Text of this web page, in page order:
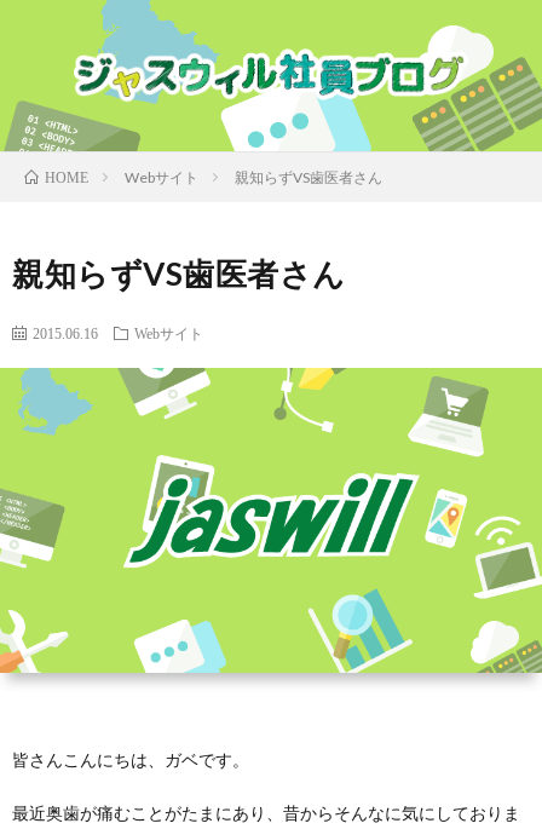
HOME Webサイト 親知らずVS歯医者さん
親知らずVS歯医者さん
2015.06.16 Webサイト
皆さんこんにちは、ガベです。
最近奥歯が痛むことがたまにあり、昔からそんなに気にしておりま